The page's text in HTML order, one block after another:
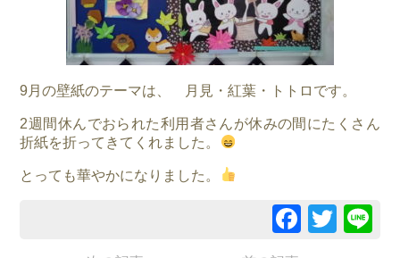
9月の壁紙のテーマは、 月見・紅葉・トトロです。
2週間休んでおられた利用者さんが休みの間にたくさん
折紙を折ってきてくれました。
とっても華やかになりました。